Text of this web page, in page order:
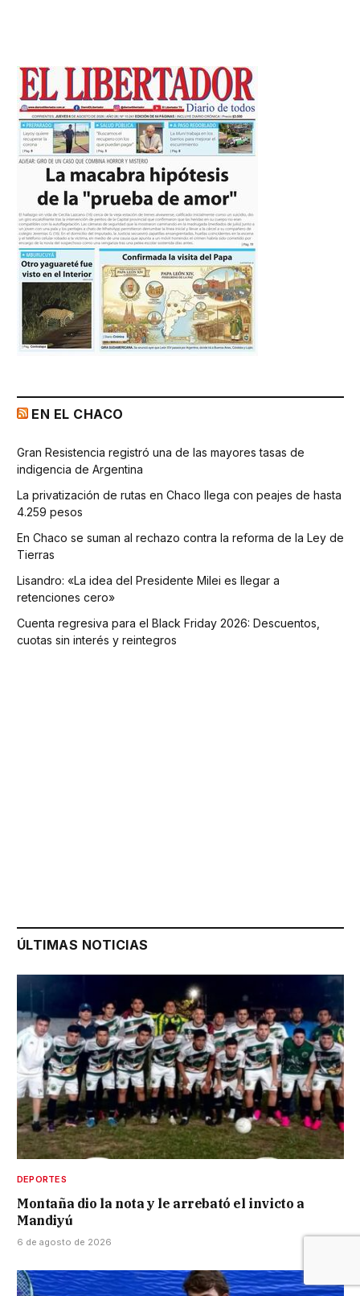
EN EL CHACO
Gran Resistencia registró una de las mayores tasas de
indigencia de Argentina
La privatización de rutas en Chaco llega con peajes de hasta
4.259 pesos
En Chaco se suman al rechazo contra la reforma de la Ley de
Tierras
Lisandro: «La idea del Presidente Milei es llegar a
retenciones cero»
Cuenta regresiva para el Black Friday 2026: Descuentos,
cuotas sin interés y reintegros
ÚLTIMAS NOTICIAS
DEPORTES
Montaña dio la nota y le arrebató el invicto a
Mandiyú
6 de agosto de 2026